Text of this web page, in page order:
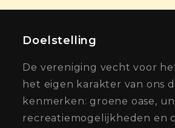
Doelstelling
De vereniging vecht voor
het eigen karakter van ons
kenmerken: groene oase,
recreatiemogelijkheden en